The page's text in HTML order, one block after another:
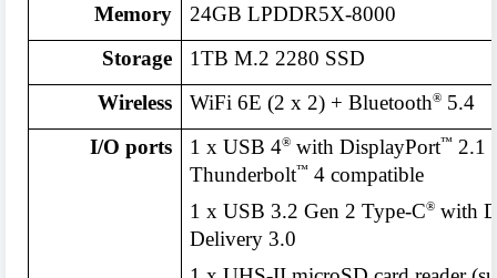
Memory
24GB LPDDR5X-8000
Storage
1TB M.2 2280 SSD
Wireless
WiFi 6E (2 x 2) + Bluetooth® 5.4
I/O ports
1 x USB 4® with DisplayPort™ 2.1
Thunderbolt™ 4 compatible
1 x USB 3.2 Gen 2 Type-C® with
Delivery 3.0